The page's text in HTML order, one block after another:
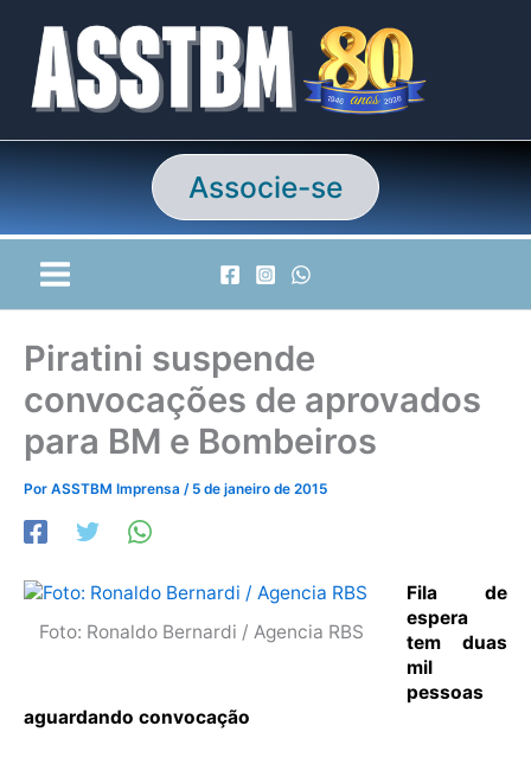
conteúdo
Associe-se
Piratini suspende
convocações de aprovados
para BM e Bombeiros
Por ASSTBM Imprensa / 5 de janeiro de 2015
Foto: Ronaldo Bernardi / Agencia RBS
Fila de
espera
tem duas
mil
pessoas
aguardando convocação